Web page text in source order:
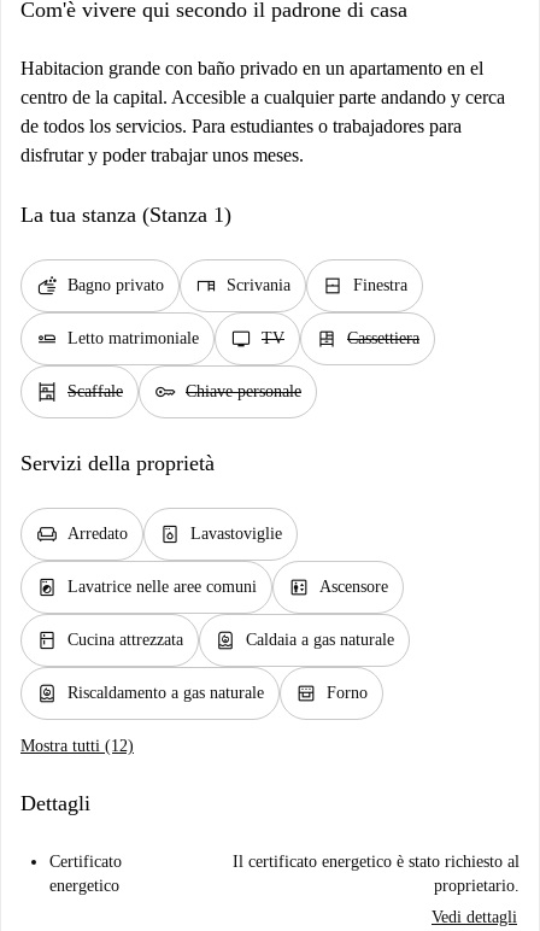
Com'è vivere qui secondo il padrone di casa
Habitacion grande con baño privado en un apartamento en el
centro de la capital. Accesible a cualquier parte andando y cerca
de todos los servicios. Para estudiantes o trabajadores para
disfrutar y poder trabajar unos meses.
La tua stanza (Stanza 1)
soap Bagno privato desk Scrivania window_closed Finestra
airline_seat_flat Letto matrimoniale tv TV dresser Cassettiera
shelves Scaffale key Chiave personale
Servizi della proprietà
chair Arredato dishwasher_gen Lavastoviglie
local_laundry_service Lavatrice nelle aree comuni elevator Ascensore
kitchen Cucina attrezzata water_heater Caldaia a gas naturale
water_heater Riscaldamento a gas naturale oven_gen Forno
Mostra tutti (12)
Dettagli
Certificato
energetico
Il certificato energetico è stato richiesto al
proprietario.
Vedi dettagli